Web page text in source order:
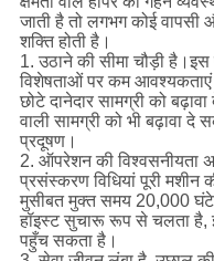
जाती है तो लगभग कोई वापसी
शक्ति होती है।
1. उठाने की सीमा चौड़ी
विशेषताओं पर कम
छोटे दानेदार सामग्री को
वाली सामग्री को भी बढ़ावा
प्रदूषण।
2. ऑपरेशन की विश्वसनीयता
प्रसंस्करण विधियां पूरी मशीन
मुसीबत मुक्त समय 20,000
हॉइस्ट सुचारू रूप से चलता है,
पहुँच सकता है।